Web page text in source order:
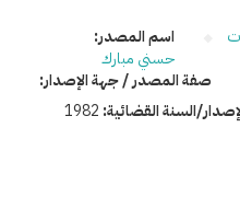
السنة القضائية: 1982
اسم المصدر:
حسني مبارك
صفة المصدر / جهة الإصدار: